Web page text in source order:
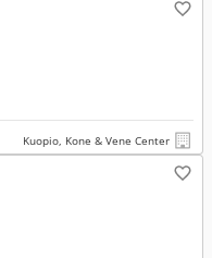
Kuopio, Kone & Vene Center